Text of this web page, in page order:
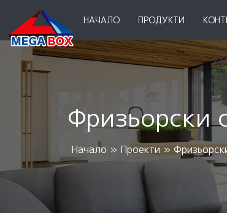
НАЧАЛО ПРОДУКТИ
Фризьорски
Начало » Проекти »